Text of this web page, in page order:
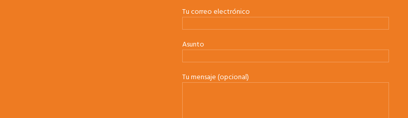
Tu correo electrónico
Asunto
Tu mensaje (opcional)